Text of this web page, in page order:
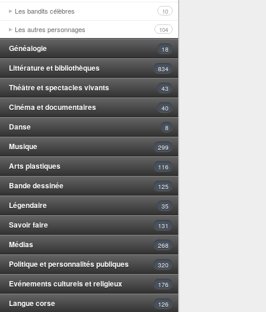
Les bandits célèbres 10
Les autres personnages 104
Généalogie 18
Littérature et bibliothèques 834
Théâtre et spectacles vivants 43
Cinéma et documentaires 40
Danse 8
Musique 299
Arts plastiques 116
Bande dessinée 125
Légendaire 35
Savoir faire 131
Médias 268
Politique et personnalités publiques 320
Evénements culturels et religieux 176
Langue corse 126